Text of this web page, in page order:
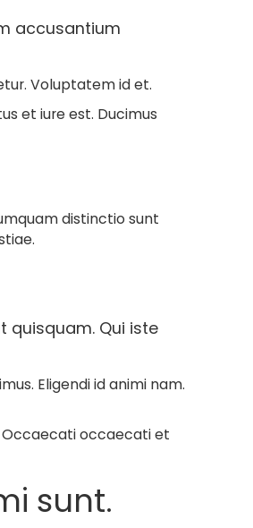
accusantium
Voluptatem id et.
et iure est. Ducimus
distinctio sunt
quisquam. Qui iste
Eligendi id animi nam.
Occaecati occaecati et
sunt.